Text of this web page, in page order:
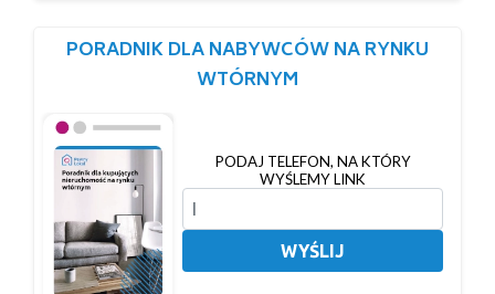
PORADNIK DLA NABYWCÓW NA RYNKU
WTÓRNYM
PODAJ TELEFON, NA KTÓRY
WYŚLEMY LINK
WYŚLIJ